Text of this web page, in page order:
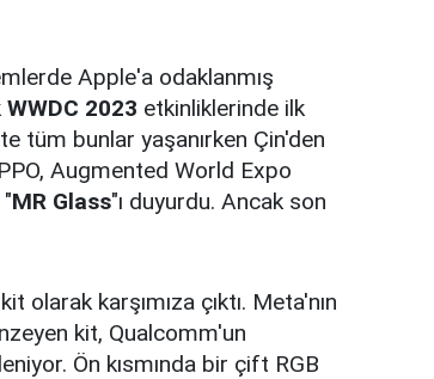
Apple'a odaklanmış
WWDC 2023 etkinliklerinde ilk
tüm bunlar yaşanırken Çin'den
Augmented World Expo
MR Glass"ı duyurdu. Ancak son
olarak karşımıza çıktı. Meta'nın
kit, Qualcomm'un
Ön kısmında bir çift RGB